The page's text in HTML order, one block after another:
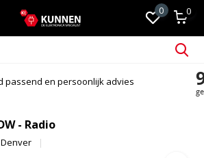
0 0
passend en persoonlijk advies
- Radio
Denver